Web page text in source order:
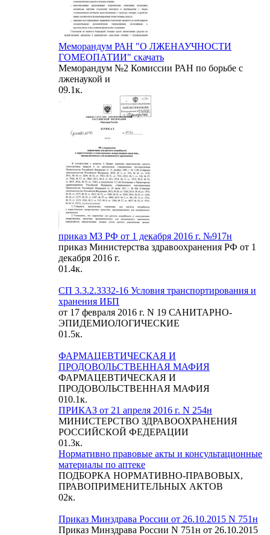
Меморандум РАН "О ЛЖЕНАУЧНОСТИ
ГОМЕОПАТИИ" скачать
Меморандум №2 Комиссии РАН по борьбе с
лженаукой и
09.1к.
приказ МЗ РФ от 1 декабря 2016 г. №917н
приказ Министерства здравоохранения РФ от 1
декабря 2016 г.
01.4к.
СП 3.3.2.3332-16 Условия транспортирования и
хранения ИБП
от 17 февраля 2016 г. N 19 САНИТАРНО-
ЭПИДЕМИОЛОГИЧЕСКИЕ
01.5к.
ФАРМАЦЕВТИЧЕСКАЯ И
ПРОДОВОЛЬСТВЕННАЯ МАФИЯ
ФАРМАЦЕВТИЧЕСКАЯ И
ПРОДОВОЛЬСТВЕННАЯ МАФИЯ
010.1к.
ПРИКАЗ от 21 апреля 2016 г. N 254н
МИНИСТЕРСТВО ЗДРАВООХРАНЕНИЯ
РОССИЙСКОЙ ФЕДЕРАЦИИ
01.3к.
Нормативно правовые акты и консультационные
материалы по аптеке
ПОДБОРКА НОРМАТИВНО-ПРАВОВЫХ,
ПРАВОПРИМЕНИТЕЛЬНЫХ АКТОВ
02к.
Приказ Минздрава России от 26.10.2015 N 751н
Приказ Минздрава России N 751н от 26.10.2015